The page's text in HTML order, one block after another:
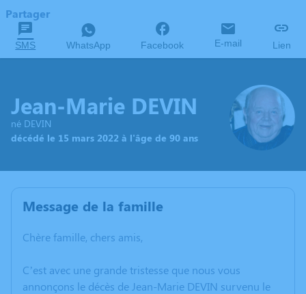
Partager
SMS WhatsApp Facebook E-mail Lien
Jean-Marie DEVIN
né DEVIN
décédé le 15 mars 2022 à l'âge de 90 ans
Message de la famille
Chère famille, chers amis,
C’est avec une grande tristesse que nous vous
annonçons le décès de Jean-Marie DEVIN survenu le